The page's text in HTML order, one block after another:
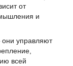
от
и
управляют
всей